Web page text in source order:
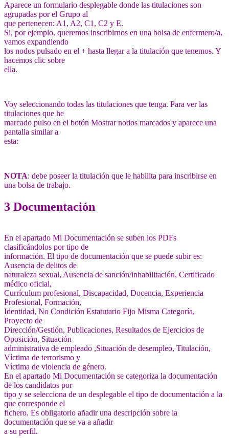
Aparece un formulario desplegable donde las titulaciones son
agrupadas por el Grupo al
que pertenecen: A1, A2, C1, C2 y E.
Si, por ejemplo, queremos inscribirnos en una bolsa de enfermero/a,
vamos expandiendo
los nodos pulsado en el + hasta llegar a la titulación que tenemos. Y
hacemos clic sobre
ella.
Voy seleccionando todas las titulaciones que tenga. Para ver las
titulaciones que he
marcado pulso en el botón Mostrar nodos marcados y aparece una
pantalla similar a
esta:
NOTA: debe poseer la titulación que le habilita para inscribirse en
una bolsa de trabajo.
3 Documentación
En el apartado Mi Documentación se suben los PDFs
clasificándolos por tipo de
información. El tipo de documentación que se puede subir es:
Ausencia de delitos de
naturaleza sexual, Ausencia de sanción/inhabilitación, Certificado
médico oficial,
Currículum profesional, Discapacidad, Docencia, Experiencia
Profesional, Formación,
Identidad, No Condición Estatutario Fijo Misma Categoría,
Proyecto de
Dirección/Gestión, Publicaciones, Resultados de Ejercicios de
Oposición, Situación
administrativa de empleado ,Situación de desempleo, Titulación,
Víctima de terrorismo y
Víctima de violencia de género.
En el apartado Mi Documentación se categoriza la documentación
de los candidatos por
tipo y se selecciona de un desplegable el tipo de documentación a la
que corresponde el
fichero. Es obligatorio añadir una descripción sobre la
documentación que se va a añadir
a su perfil.